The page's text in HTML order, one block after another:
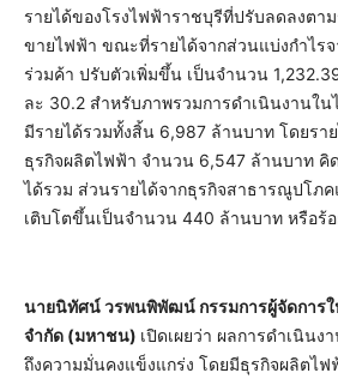
รายได้ของโรงไฟฟ้าราชบุรีที่ปรับลดลงตา
ขายไฟฟ้า ขณะที่รายได้จากส่วนแบ่งกำไร
ร่วมค้า ปรับตัวเพิ่มขึ้น เป็นจำนวน
ละ 30.2 สำหรับภาพรวมการดำเนินงานใ
มีรายได้รวมทั้งสิ้น 6,987 ล้านบาท โดยรา
ธุรกิจผลิตไฟฟ้า จำนวน 6,547 ล้านบาท คิ
ได้รวม ส่วนรายได้จากธุรกิจสาธารณูปโภ
เติบโตขึ้นเป็นจำนวน 440 ล้านบาท หรือร้
นายนิทัศน์ วรพนพิพัฒน์ กรรมการผู้จัดการ
จำกัด (มหาชน) เปิดเผยว่า ผลการดำเนิน
ถึงความมั่นคงแข็งแกร่ง โดยมีธุรกิจผลิตไ